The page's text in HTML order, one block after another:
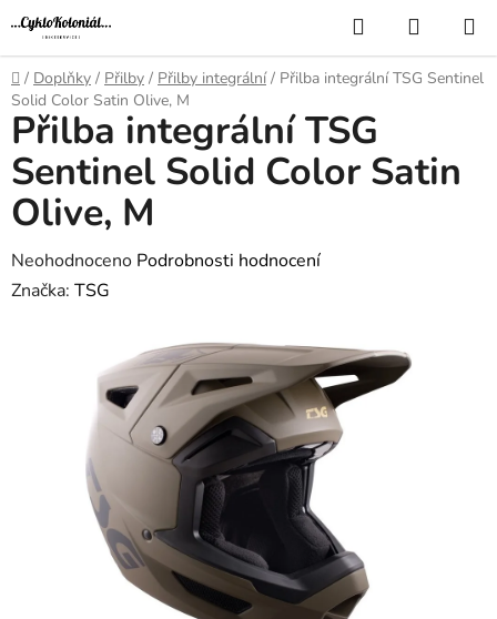
Přejít
na
obsah
Hledat
KOŠÍK
Domů
/ Doplňky / Přilby / Přilby integrální / Přilba integrální TSG Sentinel
Solid Color Satin Olive, M
Přilba integrální TSG
Sentinel Solid Color Satin
Olive, M
Průměrné
hodnocení
hvězdiček.
Neohodnoceno Podrobnosti hodnocení
Značka: TSG